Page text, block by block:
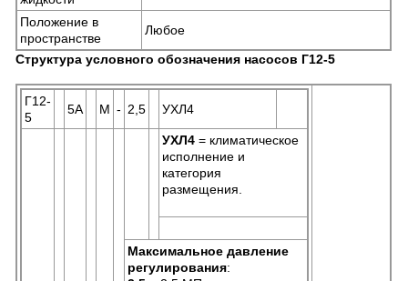
Положение в
пространстве
Любое
Структура условного обозначения насосов Г12-5
Г12-
5
5А М - 2,5 УХЛ4
УХЛ4 = климатическое
исполнение и
категория
размещения.
Максимальное давление
регулирования: